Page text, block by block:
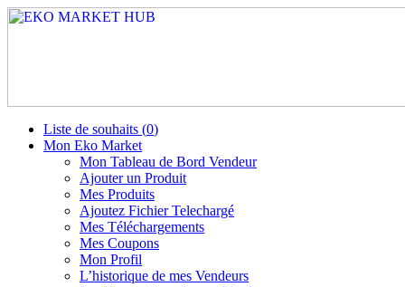
Liste de souhaits (0)
Mon Eko Market
Mon Tableau de Bord Vendeur
Ajouter un Produit
Mes Produits
Ajoutez Fichier Telechargé
Mes Téléchargements
Mes Coupons
Mon Profil
L’historique de mes Vendeurs